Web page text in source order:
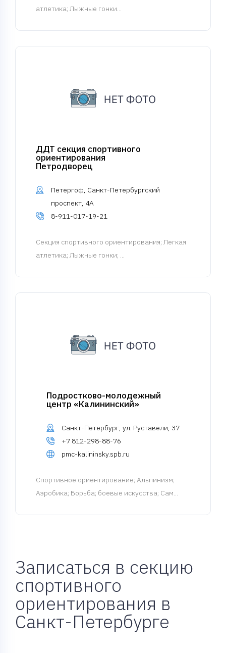
атлетика; Лыжные гонки...
ДДТ секция спортивного
ориентирования
Петродворец
Петергоф, Санкт-Петербургский
проспект, 4А
8-911-017-19-21
Cекция спортивного ориентирования; Легкая
атлетика; Лыжные гонки; ...
Подростково-молодежный
центр «Калининский»
Санкт-Петербург, ул. Руставели, 37
+7 812-298-88-76
pmc-kalininsky.spb.ru
Спортивное ориентирование; Альпинизм;
Аэробика; Борьба; боевые искусства; Сам...
Записаться в секцию
спортивного
ориентирования в
Санкт-Петербурге